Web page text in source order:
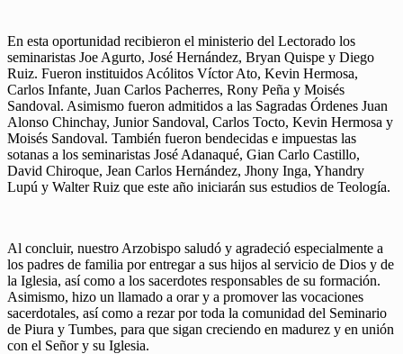
En esta oportunidad recibieron el ministerio del Lectorado los
seminaristas Joe Agurto, José Hernández, Bryan Quispe y Diego
Ruiz. Fueron instituidos Acólitos Víctor Ato, Kevin Hermosa,
Carlos Infante, Juan Carlos Pacherres, Rony Peña y Moisés
Sandoval. Asimismo fueron admitidos a las Sagradas Órdenes Juan
Alonso Chinchay, Junior Sandoval, Carlos Tocto, Kevin Hermosa y
Moisés Sandoval. También fueron bendecidas e impuestas las
sotanas a los seminaristas José Adanaqué, Gian Carlo Castillo,
David Chiroque, Jean Carlos Hernández, Jhony Inga, Yhandry
Lupú y Walter Ruiz que este año iniciarán sus estudios de Teología.
Al concluir, nuestro Arzobispo saludó y agradeció especialmente a
los padres de familia por entregar a sus hijos al servicio de Dios y de
la Iglesia, así como a los sacerdotes responsables de su formación.
Asimismo, hizo un llamado a orar y a promover las vocaciones
sacerdotales, así como a rezar por toda la comunidad del Seminario
de Piura y Tumbes, para que sigan creciendo en madurez y en unión
con el Señor y su Iglesia.